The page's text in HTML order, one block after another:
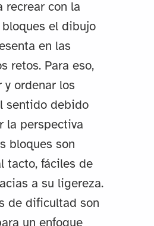
recrear con la
el dibujo
en las
retos. Para eso,
y ordenar los
sentido debido
la perspectiva
bloques son
tacto, fáciles de
a su ligereza.
de dificultad son
un enfoque